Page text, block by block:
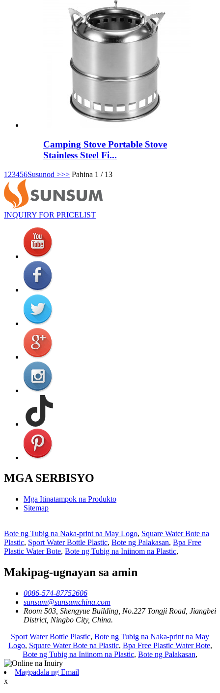
Camping Stove Portable Stove
Stainless Steel Fi...
1 23456Susunod >>> Pahina 1 / 13
INQUIRY FOR PRICELIST
MGA SERBISYO
Mga Itinatampok na Produkto
Sitemap
Bote ng Tubig na Naka-print na May Logo, Square Water Bote na
Plastic, Sport Water Bottle Plastic, Bote ng Palakasan, Bpa Free
Plastic Water Bote, Bote ng Tubig na Iniinom na Plastic,
Makipag-ugnayan sa amin
0086-574-87752606
sunsum@sunsumchina.com
Room 503, Shengyue Building, No.227 Tongji Road, Jiangbei
District, Ningbo City, China.
Sport Water Bottle Plastic, Bote ng Tubig na Naka-print na May
Logo, Square Water Bote na Plastic, Bpa Free Plastic Water Bote,
Bote ng Tubig na Iniinom na Plastic, Bote ng Palakasan,
Magpadala ng Email
x